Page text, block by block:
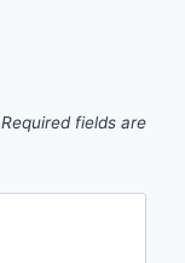
Required fields are